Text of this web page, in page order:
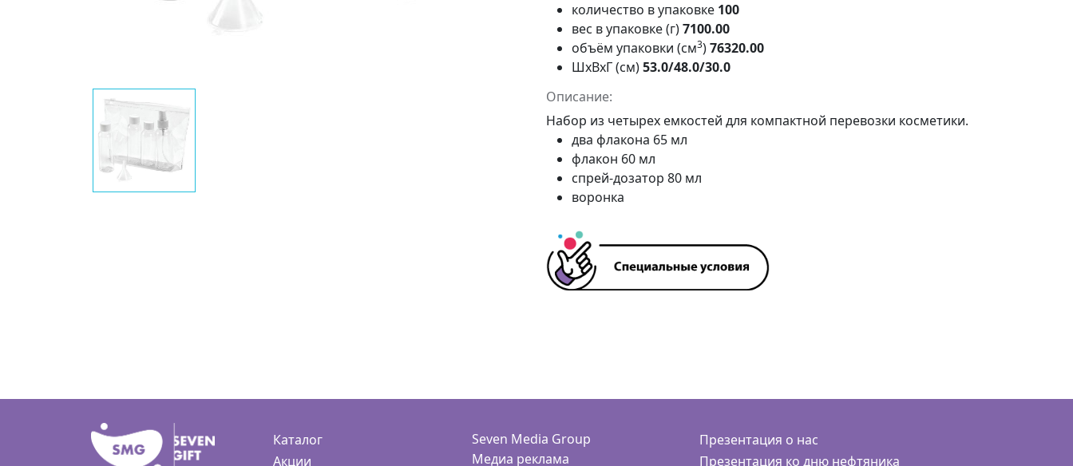
количество в упаковке 100
вес в упаковке (г)7100.00
объём упаковки (см3)76320.00
ШxВxГ (см)53.0/48.0/30.0
Описание:
Набор из четырех емкостей для компактной перевозки косметики.
два флакона 65 мл
флакон 60 мл
спрей-дозатор 80 мл
воронка
Каталог
Акции
Seven Media Group
Медиа реклама
Презентация о нас
Презентация ко дню нефтяника